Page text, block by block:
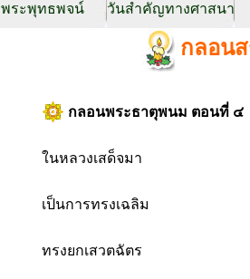
พระพุทธพจน์ วันสำคัญทางศาสนา
กลอน
กลอนพระธาตุพนม ตอนที่ ๔
ในหลวงเสด็จมา
เป็นการทรงเฉลิม
ทรงยกเสวตฉัตร